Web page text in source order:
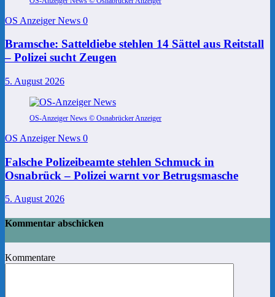
OS Anzeiger News 0
Bramsche: Satteldiebe stehlen 14 Sättel aus Reitstall
– Polizei sucht Zeugen
5. August 2026
OS-Anzeiger News © Osnabrücker Anzeiger
OS Anzeiger News 0
Falsche Polizeibeamte stehlen Schmuck in
Osnabrück – Polizei warnt vor Betrugsmasche
5. August 2026
Kommentar abschicken
Kommentare